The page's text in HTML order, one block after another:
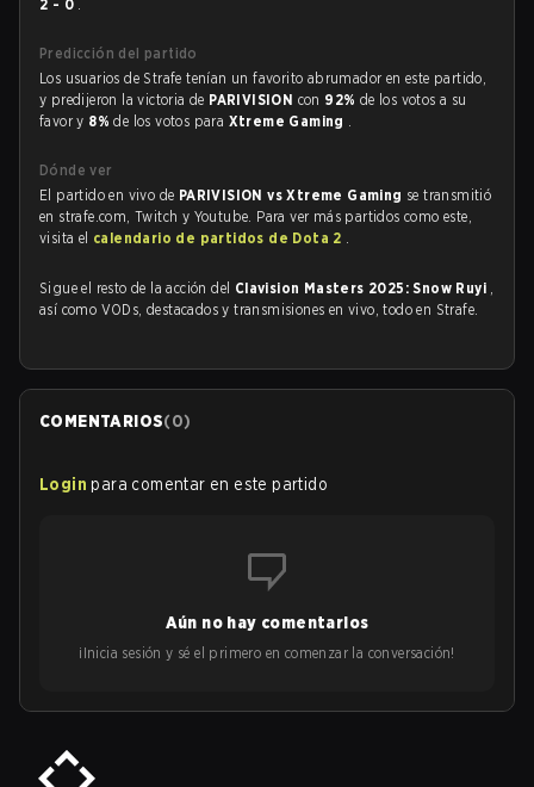
2 - 0 .
Predicción del partido
Los usuarios de Strafe tenían un favorito abrumador en este partido,
y predijeron la victoria de PARIVISION con 92% de los votos a su
favor y 8%de los votos para Xtreme Gaming .
Dónde ver
El partido en vivo de PARIVISION vs Xtreme Gaming se transmitió
en strafe.com, Twitch y Youtube. Para ver más partidos como este,
visita el calendario de partidos de Dota 2 .
Sigue el resto de la acción del Clavision Masters 2025: Snow Ruyi ,
así como VODs, destacados y transmisiones en vivo, todo en Strafe.
COMENTARIOS(0)
Login para comentar en este partido
Aún no hay comentarios
¡Inicia sesión y sé el primero en comenzar la conversación!